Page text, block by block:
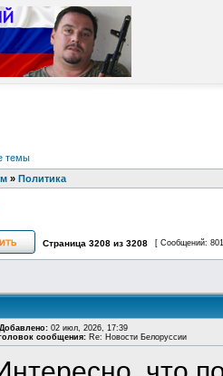
темы
» Политика
Страница 3208 из 3208 [ Сообщений:
Добавлено: 02 июл, 2026, 17:39
сообщения: Re: Новости Белоруссии